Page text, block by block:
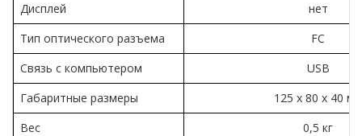
Дисплей
нет
Тип оптического разъема
FC
Связь с компьютером
USB
Габаритные размеры
125 х 80 х 40 мм
Вес
0,5 кг